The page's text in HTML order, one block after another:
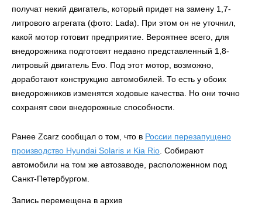
получат некий двигатель, который придет на замену 1,7-
литрового агрегата (фото: Lada). При этом он не уточнил,
какой мотор готовит предприятие. Вероятнее всего, для
внедорожника подготовят недавно представленный 1,8-
литровый двигатель Evo. Под этот мотор, возможно,
доработают конструкцию автомобилей. То есть у обоих
внедорожников изменятся ходовые качества. Но они точно
сохранят свои внедорожные способности.
Ранее Zcarz сообщал о том, что в России перезапущено
производство Hyundai Solaris и Kia Rio . Собирают
автомобили на том же автозаводе, расположенном под
Санкт-Петербургом.
Запись перемещена в архив